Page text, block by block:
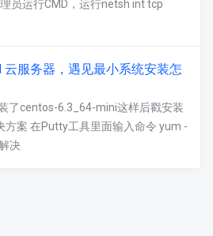
员运行CMD，运行netsh int tcp
云服务器，遇见最小系统安装怎
了centos-6.3_64-mini这样后戳安装
方案 在Putty工具里面输入命令 yum -
决